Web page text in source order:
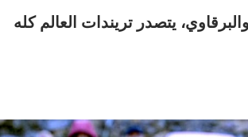
يتصدر تريندات العالم كله